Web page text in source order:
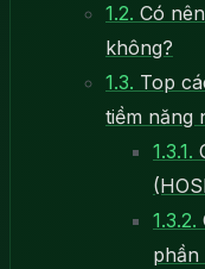
1.2. Có
không?
1.3. Top
tiềm năng
1.3.1.
1.3.2.
phần